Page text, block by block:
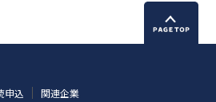
申込 関連企業